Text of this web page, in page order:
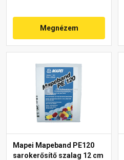
Megnézem
Mapei Mapeband PE120
sarokerősítő szalag 12 cm